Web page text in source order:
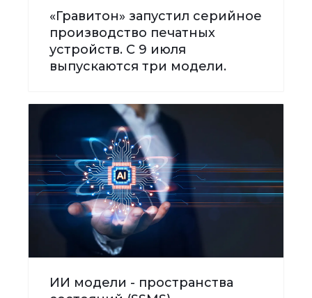
«Гравитон» запустил серийное
производство печатных
устройств. С 9 июля
выпускаются три модели.
ИИ модели - пространства